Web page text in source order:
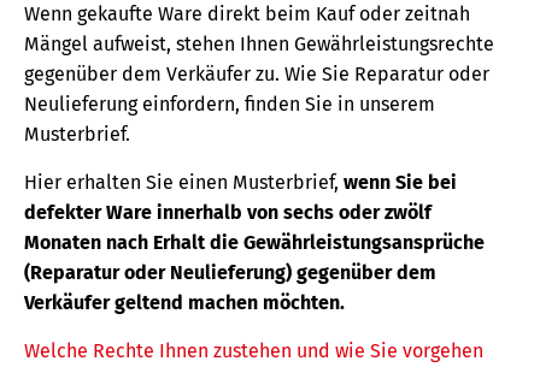
Wenn gekaufte Ware direkt beim Kauf oder zeitnah
Mängel aufweist, stehen Ihnen Gewährleistungsrechte
gegenüber dem Verkäufer zu. Wie Sie Reparatur oder
Neulieferung einfordern, finden Sie in unserem
Musterbrief.
Hier erhalten Sie einen Musterbrief, wenn Sie bei
defekter Ware innerhalb von sechs oder zwölf
Monaten nach Erhalt die Gewährleistungsansprüche
(Reparatur oder Neulieferung) gegenüber dem
Verkäufer geltend machen möchten.
Welche Rechte Ihnen zustehen und wie Sie vorgehen